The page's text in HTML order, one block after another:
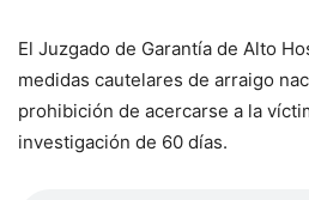
El Juzgado de Garantía de Alto
medidas cautelares de arraigo
prohibición de acercarse a la
investigación de 60 días.